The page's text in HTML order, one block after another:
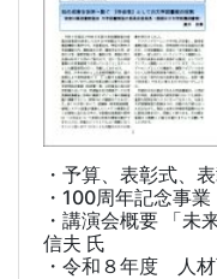
・予算、表彰式、
・100周年記念事業
・講演会概要 「未
信夫 氏
・令和８年度 人